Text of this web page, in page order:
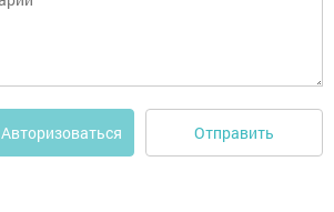
Авторизоваться Отправить